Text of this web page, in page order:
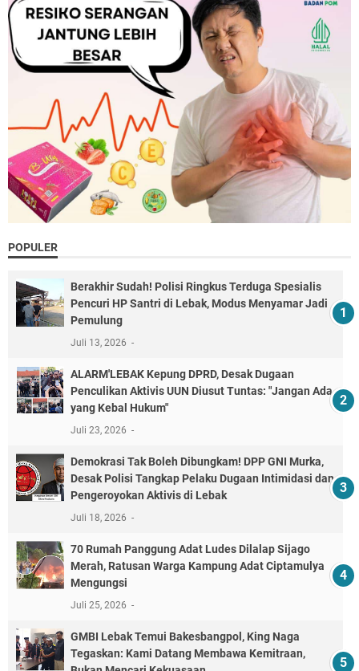
POPULER
Berakhir Sudah! Polisi Ringkus Terduga Spesialis
Pencuri HP Santri di Lebak, Modus Menyamar Jadi
Pemulung
Juli 13, 2026
ALARM'LEBAK Kepung DPRD, Desak Dugaan
Penculikan Aktivis UUN Diusut Tuntas: "Jangan Ada
yang Kebal Hukum"
Juli 23, 2026
Demokrasi Tak Boleh Dibungkam! DPP GNI Murka,
Desak Polisi Tangkap Pelaku Dugaan Intimidasi dan
Pengeroyokan Aktivis di Lebak
Juli 18, 2026
70 Rumah Panggung Adat Ludes Dilalap Sijago
Merah, Ratusan Warga Kampung Adat Ciptamulya
Mengungsi
Juli 25, 2026
GMBI Lebak Temui Bakesbangpol, King Naga
Tegaskan: Kami Datang Membawa Kemitraan,